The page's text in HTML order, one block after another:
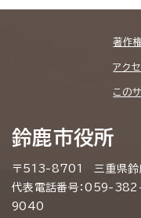
著作
アク
この
鈴鹿市役所
〒513-8701 三重県鈴
代表電話番号：059-
9040